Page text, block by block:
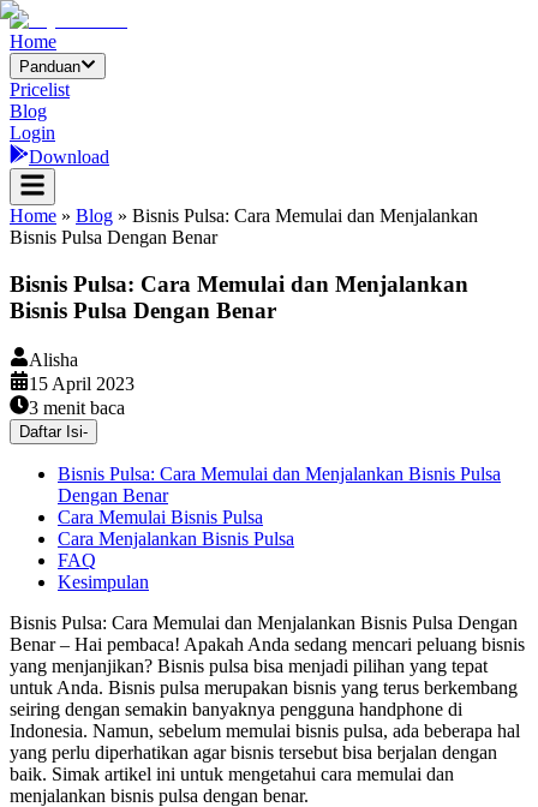
Home
Panduan
Pricelist
Blog
Login
Download
Home » Blog » Bisnis Pulsa: Cara Memulai dan Menjalankan
Bisnis Pulsa Dengan Benar
Bisnis Pulsa: Cara Memulai dan Menjalankan
Bisnis Pulsa Dengan Benar
Alisha
15 April 2023
3 menit baca
Daftar Isi-
Bisnis Pulsa: Cara Memulai dan Menjalankan Bisnis Pulsa
Dengan Benar
Cara Memulai Bisnis Pulsa
Cara Menjalankan Bisnis Pulsa
FAQ
Kesimpulan
Bisnis Pulsa: Cara Memulai dan Menjalankan Bisnis Pulsa Dengan
Benar – Hai pembaca! Apakah Anda sedang mencari peluang bisnis
yang menjanjikan? Bisnis pulsa bisa menjadi pilihan yang tepat
untuk Anda. Bisnis pulsa merupakan bisnis yang terus berkembang
seiring dengan semakin banyaknya pengguna handphone di
Indonesia. Namun, sebelum memulai bisnis pulsa, ada beberapa hal
yang perlu diperhatikan agar bisnis tersebut bisa berjalan dengan
baik. Simak artikel ini untuk mengetahui cara memulai dan
menjalankan bisnis pulsa dengan benar.